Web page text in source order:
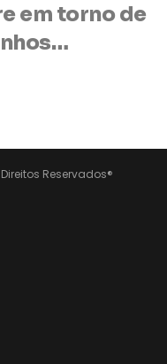
em torno de
Reservados®